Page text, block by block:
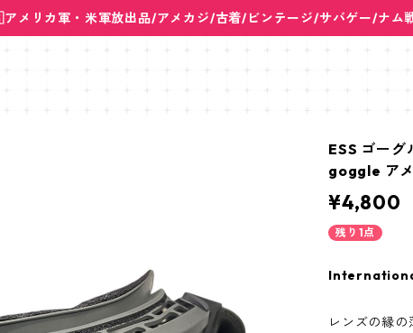
メリカ軍・米軍放出品/アメカジ/古着/ビンテージ/サバゲー/ナム
ESS ゴーグ
goggle ア
¥4,800
残り1点
レンズの縁